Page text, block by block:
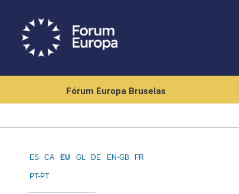
Fórum Europa Bruselas
ES CA EU GL DE EN-GB FR
PT-PT